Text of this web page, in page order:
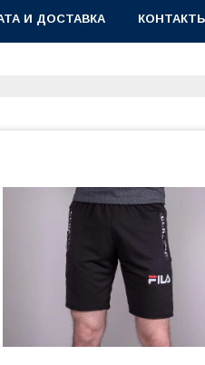
И ДОСТАВКА